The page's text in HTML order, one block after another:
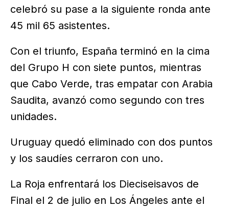
celebró su pase a la siguiente ronda ante
45 mil 65 asistentes.
Con el triunfo, España terminó en la cima
del Grupo H con siete puntos, mientras
que Cabo Verde, tras empatar con Arabia
Saudita, avanzó como segundo con tres
unidades.
Uruguay quedó eliminado con dos puntos
y los saudíes cerraron con uno.
La Roja enfrentará los Dieciseisavos de
Final el 2 de julio en Los Ángeles ante el